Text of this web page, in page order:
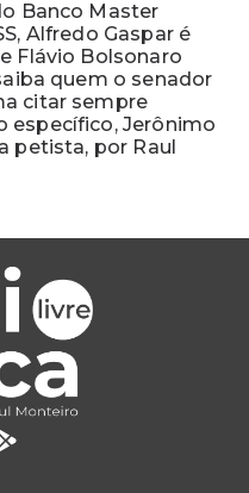
Banco Master
Alfredo Gaspar é
Flávio Bolsonaro
quem o senador
citar sempre
específico, Jerônimo
petista, por Raul